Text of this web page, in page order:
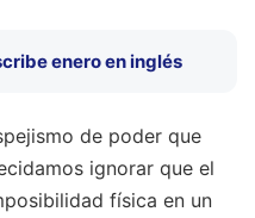
enero en inglés
de poder que
ignorar que el
física en un